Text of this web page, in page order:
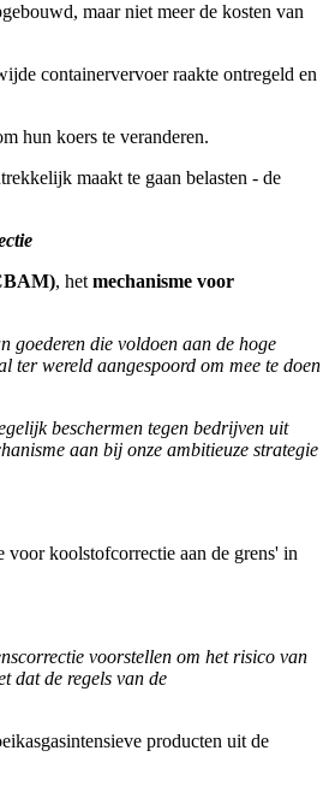
maar niet meer de kosten van
containervervoer raakte ontregeld en
hun koers te veranderen.
maakt te gaan belasten - de
, het mechanisme voor
goederen die voldoen aan de hoge
ter wereld aangespoord om mee te doen
beschermen tegen bedrijven uit
aan bij onze ambitieuze strategie
voor koolstofcorrectie aan de grens' in
voorstellen om het risico van
dat de regels van de
producten uit de